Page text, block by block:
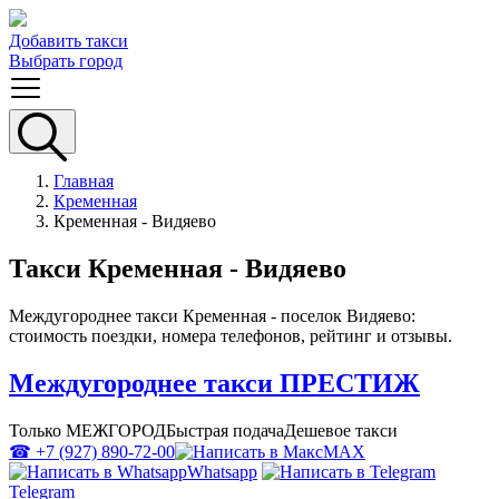
Добавить такси
Выбрать город
Главная
Кременная
Кременная - Видяево
Такси Кременная - Видяево
Междугороднее такси Кременная - поселок Видяево:
стоимость поездки, номера телефонов, рейтинг и отзывы.
Междугороднее такси ПРЕСТИЖ
Только МЕЖГОРОДБыстрая подачаДешевое такси
☎ +7 (927) 890-72-00
MAX
Whatsapp
Telegram